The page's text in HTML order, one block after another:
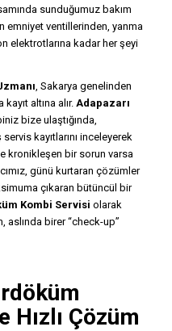
sunduğumuz bakım
emniyet ventillerinden, yanma
elektrotlarına kadar her şeyi
, Sakarya genelinden
altına alır.Adapazarı
bize ulaştığında,
kayıtlarını inceleyerek
kronikleşen bir sorun varsa
günü kurtaran çözümler
çıkaran bütüncül bir
Kombi Servisi olarak
aslında birer “check-up”
Çözüm